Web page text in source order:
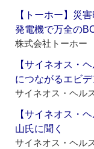
【トーホー】災
発電機で万全の
株式会社トーホー
【サイネオス・
につながるエビ
サイネオス・ヘル
【サイネオス・
山氏に聞く
サイネオス・ヘル